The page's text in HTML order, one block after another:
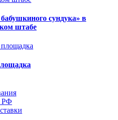
сундука» в
штабе
РФ